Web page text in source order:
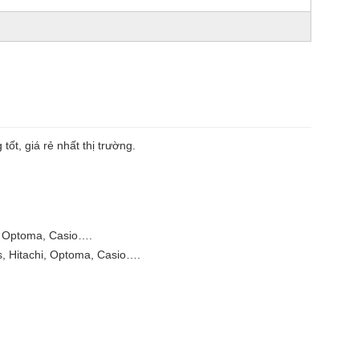
tốt, giá rẻ nhất thị trường.
Optoma, Casio….
Hitachi, Optoma, Casio….